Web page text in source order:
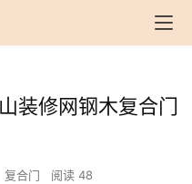
装修网钢木复合门
复合门 阅读 48